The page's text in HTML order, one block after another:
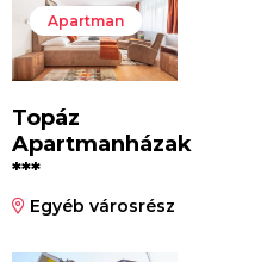
Apartman
Topáz
Apartmanházak
***
Egyéb városrész